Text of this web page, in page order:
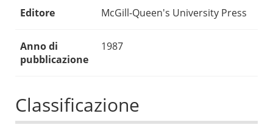
Editore McGill-Queen's University Press
Anno di
pubblicazione
1987
Classificazione